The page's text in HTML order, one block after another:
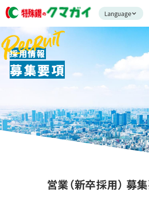
Language
採用情報
募集要項
営業（新卒採用） 募